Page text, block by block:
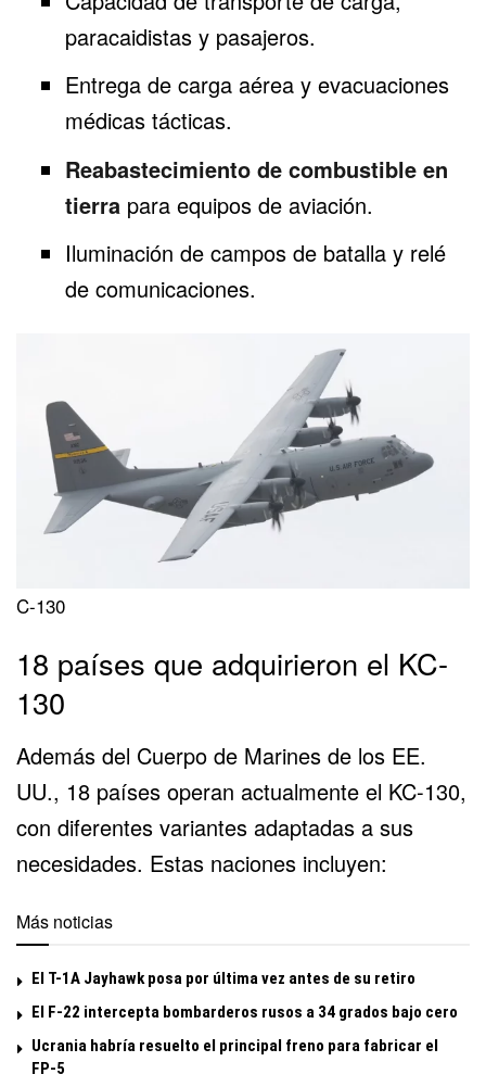
paracaidistas y pasajeros.
Entrega de carga aérea y evacuaciones
médicas tácticas.
Reabastecimiento de combustible en
tierra para equipos de aviación.
Iluminación de campos de batalla y relé
de comunicaciones.
C-130
18 países que adquirieron el KC-
130
Además del Cuerpo de Marines de los EE.
UU., 18 países operan actualmente el KC-130,
con diferentes variantes adaptadas a sus
necesidades. Estas naciones incluyen:
Más noticias
El T-1A Jayhawk posa por última vez antes de su retiro
El F-22 intercepta bombarderos rusos a 34 grados bajo cero
Ucrania habría resuelto el principal freno para fabricar el
FP-5